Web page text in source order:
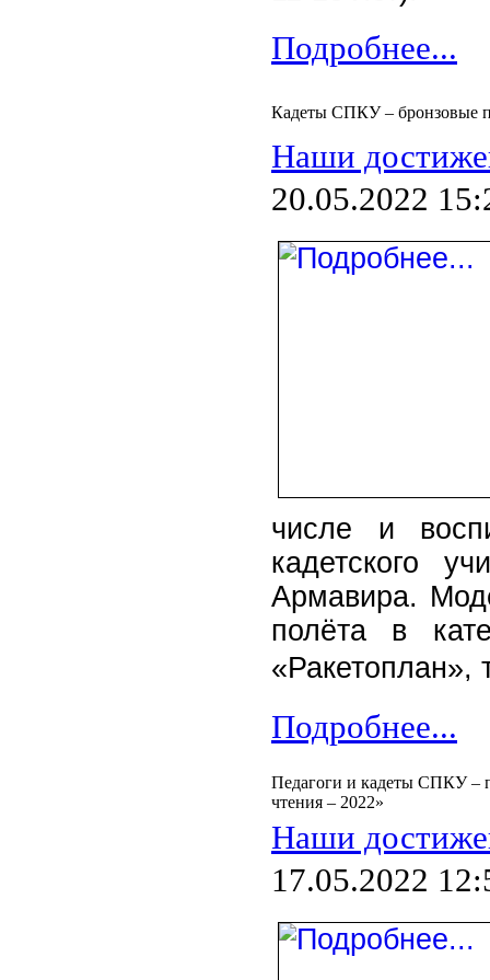
Подробнее...
Кадеты СПКУ – бронзовые
Наши
20.05.2022
числе и
кадетского
Армавира.
полёта в
«Ракетоплан»,
Подробнее...
Педагоги и кадеты СПКУ –
чтения – 2022»
Наши
17.05.2022